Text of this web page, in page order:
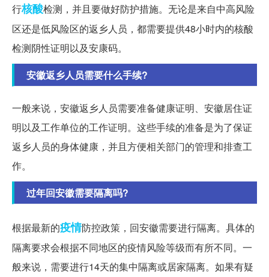
行核酸检测，并且要做好防护措施。无论是来自中高风险
区还是低风险区的返乡人员，都需要提供48小时内的核酸
检测阴性证明以及安康码。
安徽返乡人员需要什么手续?
一般来说，安徽返乡人员需要准备健康证明、安徽居住证
明以及工作单位的工作证明。这些手续的准备是为了保证
返乡人员的身体健康，并且方便相关部门的管理和排查工
作。
过年回安徽需要隔离吗?
根据最新的疫情防控政策，回安徽需要进行隔离。具体的
隔离要求会根据不同地区的疫情风险等级而有所不同。一
般来说，需要进行14天的集中隔离或居家隔离。如果有疑